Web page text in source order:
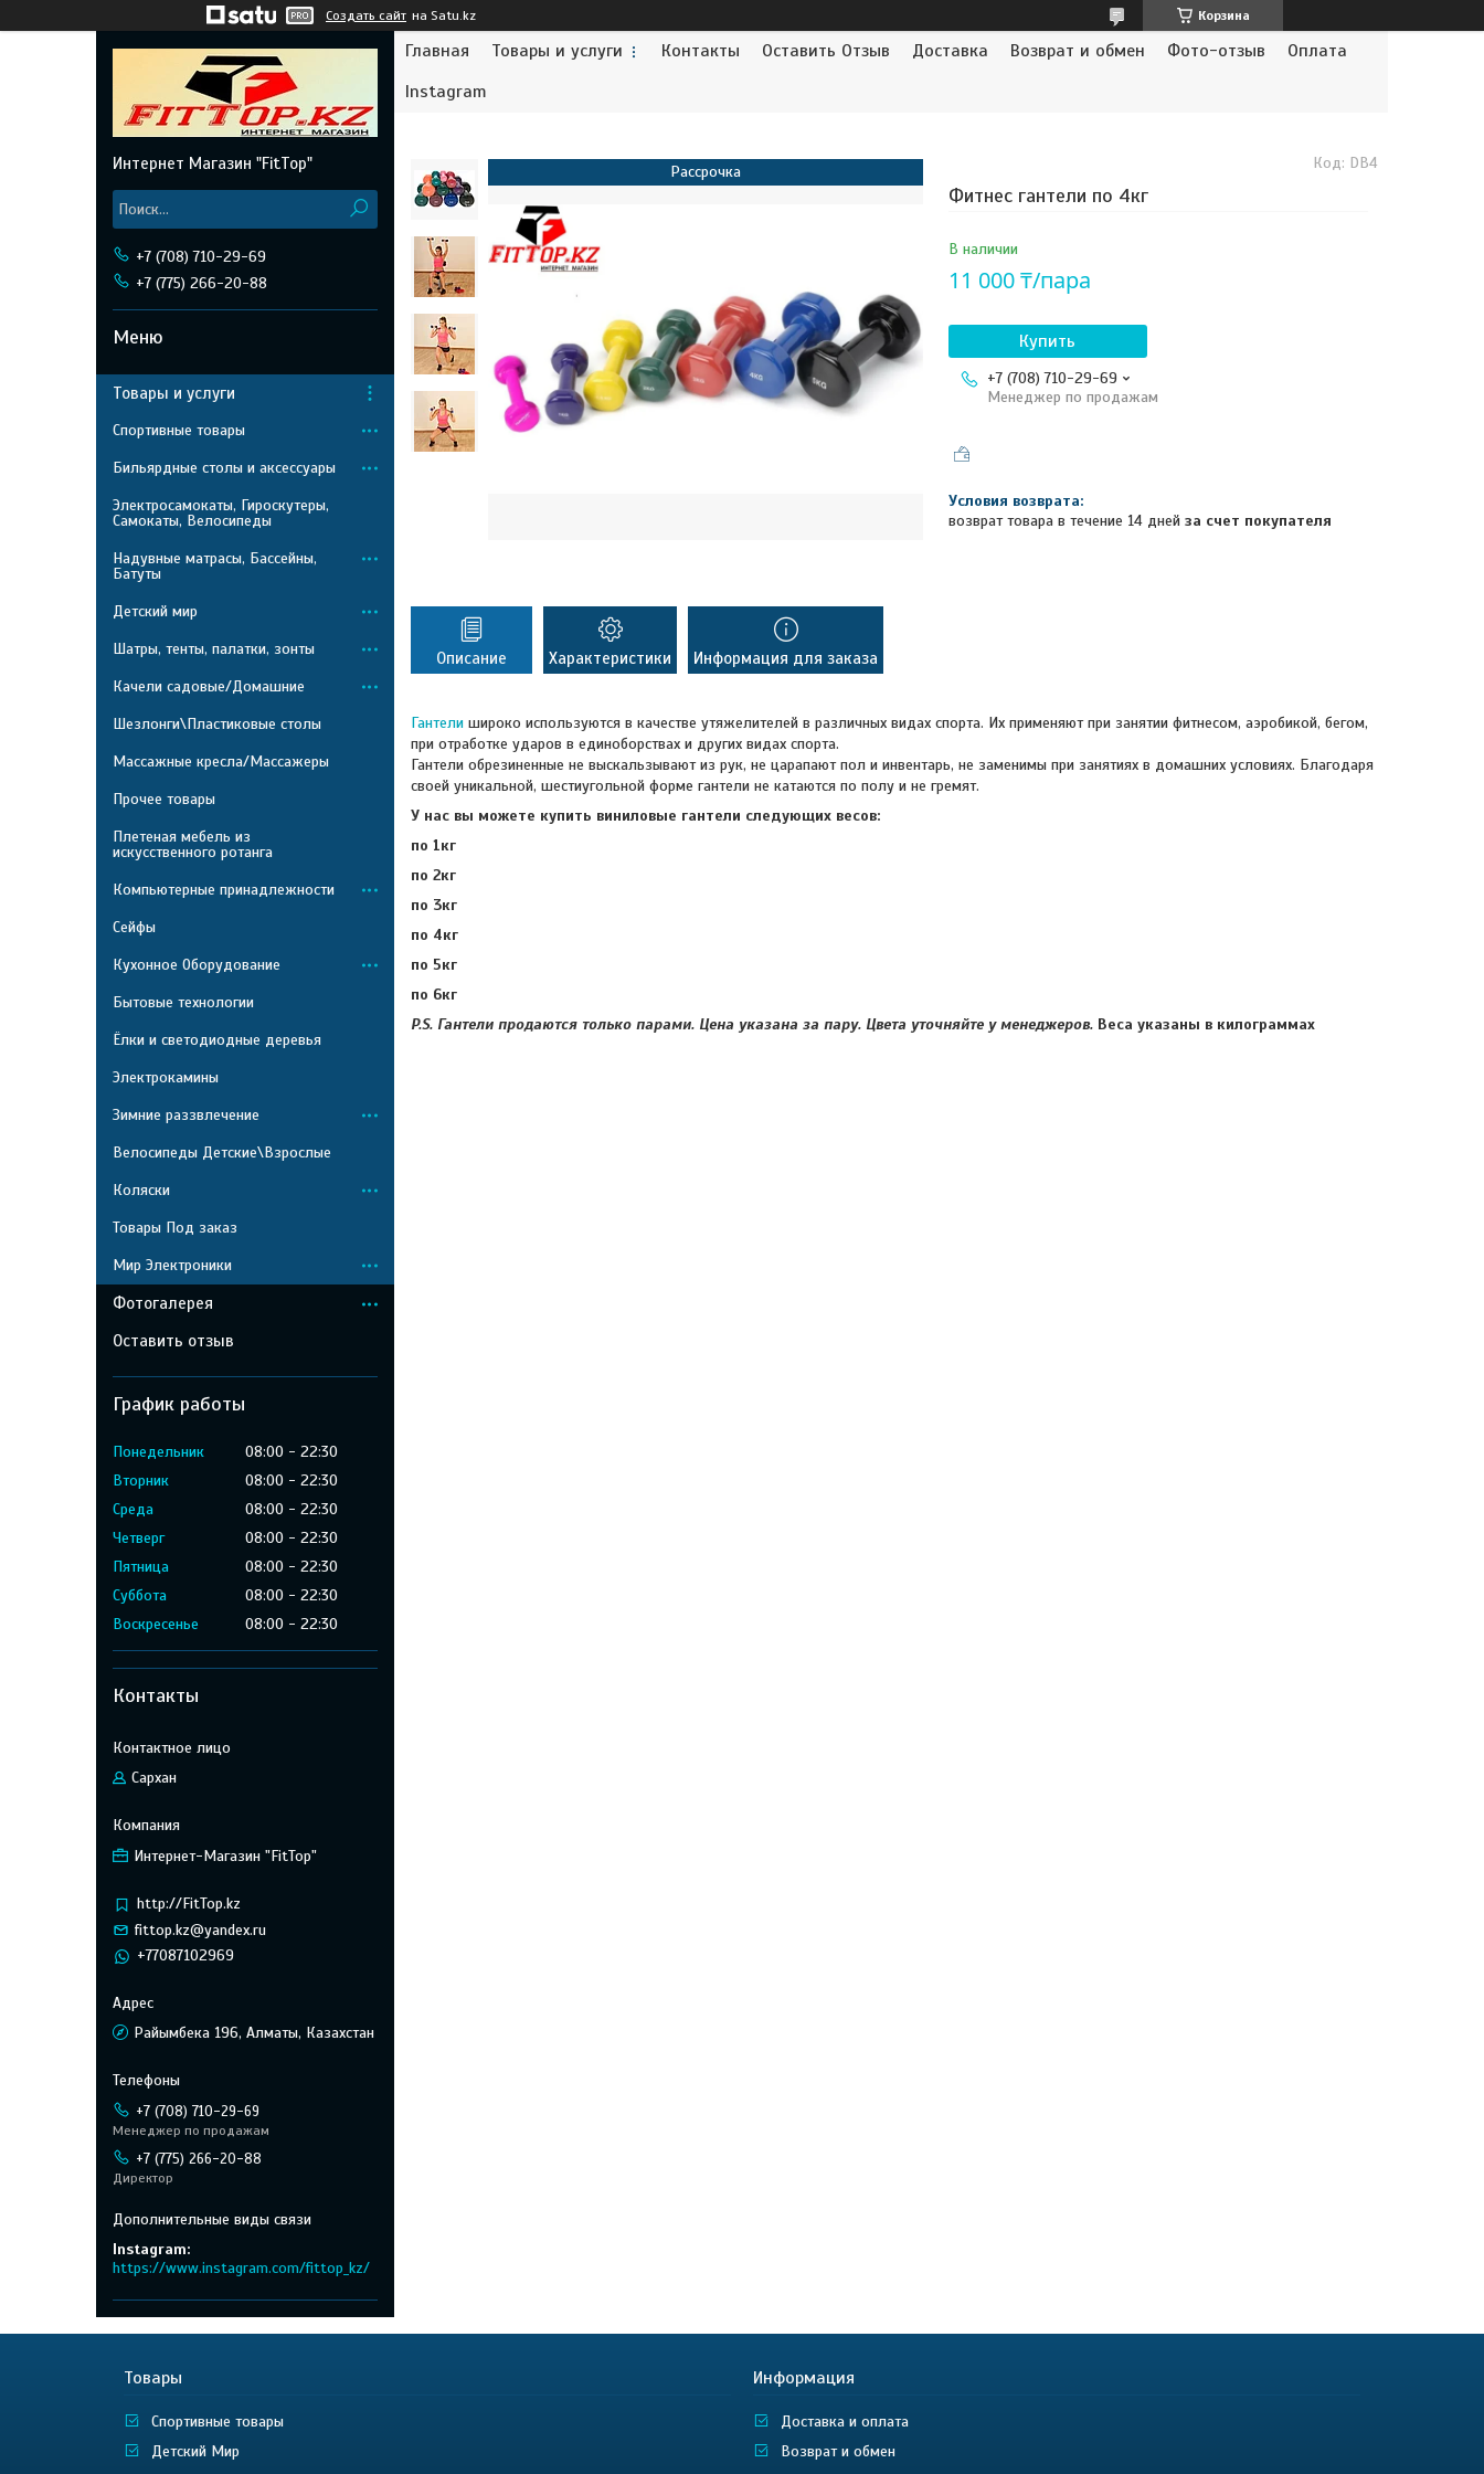
Создать сайт на Satu.kz Корзина
Главная Товары и услуги Контакты Оставить Отзыв Доставка Возврат и обмен Фото-отзыв
Оплата
Instagram
Рассрочка
Фитнес гантели по 4кг
В наличии
Код: DB4
11 000 ₸/пара
Купить
+7 (708) 710-29-69
Менеджер по продажам
возврат товара в течение 14 дней за счет покупателя
Описание Характеристики Информация для заказа
Гантели широко используются в качестве утяжелителей в различных видах спорта. Их применяют при занятии фитнесом, аэробикой, бегом,
при отработке ударов в единоборствах и других видах спорта.
Гантели обрезиненные не выскальзывают из рук, не царапают пол и инвентарь, не заменимы при занятиях в домашних условиях. Благодаря
своей уникальной, шестиугольной форме гантели не катаются по полу и не гремят.
У нас вы можете купить виниловые гантели следующих весов:
по 1кг
по 2кг
по 3кг
по 4кг
по 5кг
по 6кг
P.S. Гантели продаются только парами. Цена указана за пару. Цвета уточняйте у менеджеров. Веса указаны в килограммах
Интернет Магазин "FitTop"
+7 (708) 710-29-69
+7 (775) 266-20-88
Товары и услуги
Спортивные товары
Бильярдные столы и аксессуары
Электросамокаты, Гироскутеры,
Самокаты, Велосипеды
Надувные матрасы, Бассейны,
Батуты
Детский мир
Шатры, тенты, палатки, зонты
Качели садовые/Домашние
Шезлонги\Пластиковые столы
Массажные кресла/Массажеры
Прочее товары
Плетеная мебель из
искусственного ротанга
Компьютерные принадлежности
Сейфы
Кухонное Оборудование
Бытовые технологии
Ёлки и светодиодные деревья
Электрокамины
Зимние раззвлечение
Велосипеды Детские\Взрослые
Коляски
Товары Под заказ
Мир Электроники
Фотогалерея
Оставить отзыв
График работы
Понедельник 08:00
22:30
Вторник
08:00
22:30
Среда
08:00
22:30
Четверг
08:00
22:30
Пятница
08:00
22:30
Суббота
08:00
22:30
Воскресенье
08:00 22:30
Контакты
Сархан
Интернет-Магазин "FitTop"
http://FitTop.kz
fittop.kz@yandex.ru
+77087102969
Райымбека 196, Алматы, Казахстан
+7 (708) 710-29-69
Менеджер по продажам
+7 (775) 266-20-88
Директор
Instagram
https://www.instagram.com/fittop_kz/
Товары
Спортивные товары
Детский Мир
Информация
Доставка и оплата
Возврат и обмен